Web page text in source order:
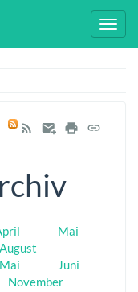
Mai
August
Mai
Juni
November